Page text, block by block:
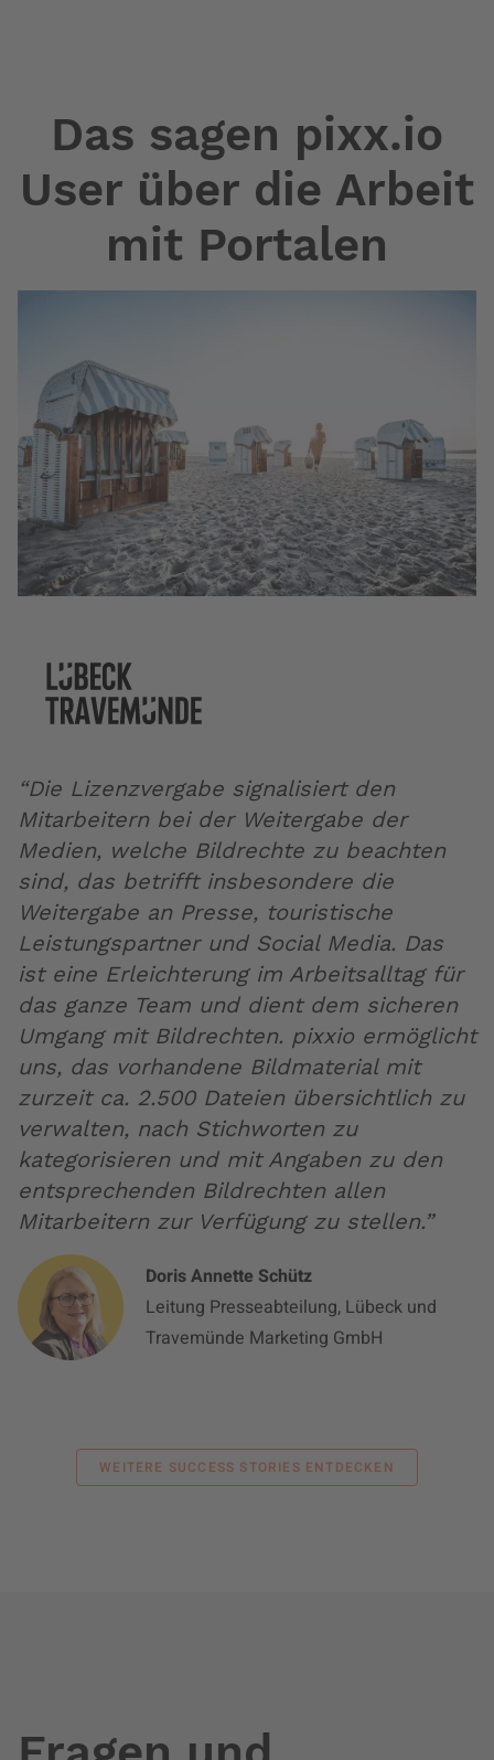
Das sagen pixx.io
User über die Arbeit
mit Portalen
“Die Lizenzvergabe signalisiert den
Mitarbeitern bei der Weitergabe der
Medien, welche Bildrechte zu beachten
sind, das betrifft insbesondere die
Weitergabe an Presse, touristische
Leistungspartner und Social Media. Das
ist eine Erleichterung im Arbeitsalltag für
das ganze Team und dient dem sicheren
Umgang mit Bildrechten. pixxio ermöglicht
uns, das vorhandene Bildmaterial mit
zurzeit ca. 2.500 Dateien übersichtlich zu
verwalten, nach Stichworten zu
kategorisieren und mit Angaben zu den
entsprechenden Bildrechten allen
Mitarbeitern zur Verfügung zu stellen.”
Doris Annette Schütz
Leitung Presseabteilung, Lübeck und
Travemünde Marketing GmbH
WEITERE SUCCESS STORIES ENTDECKEN